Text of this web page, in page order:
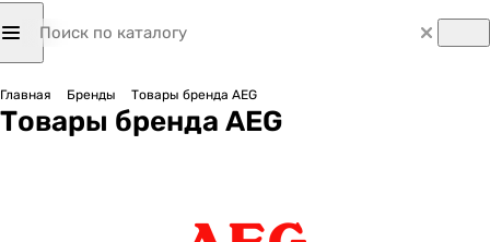
Главная Бренды Товары бренда AEG
Товары бренда AEG